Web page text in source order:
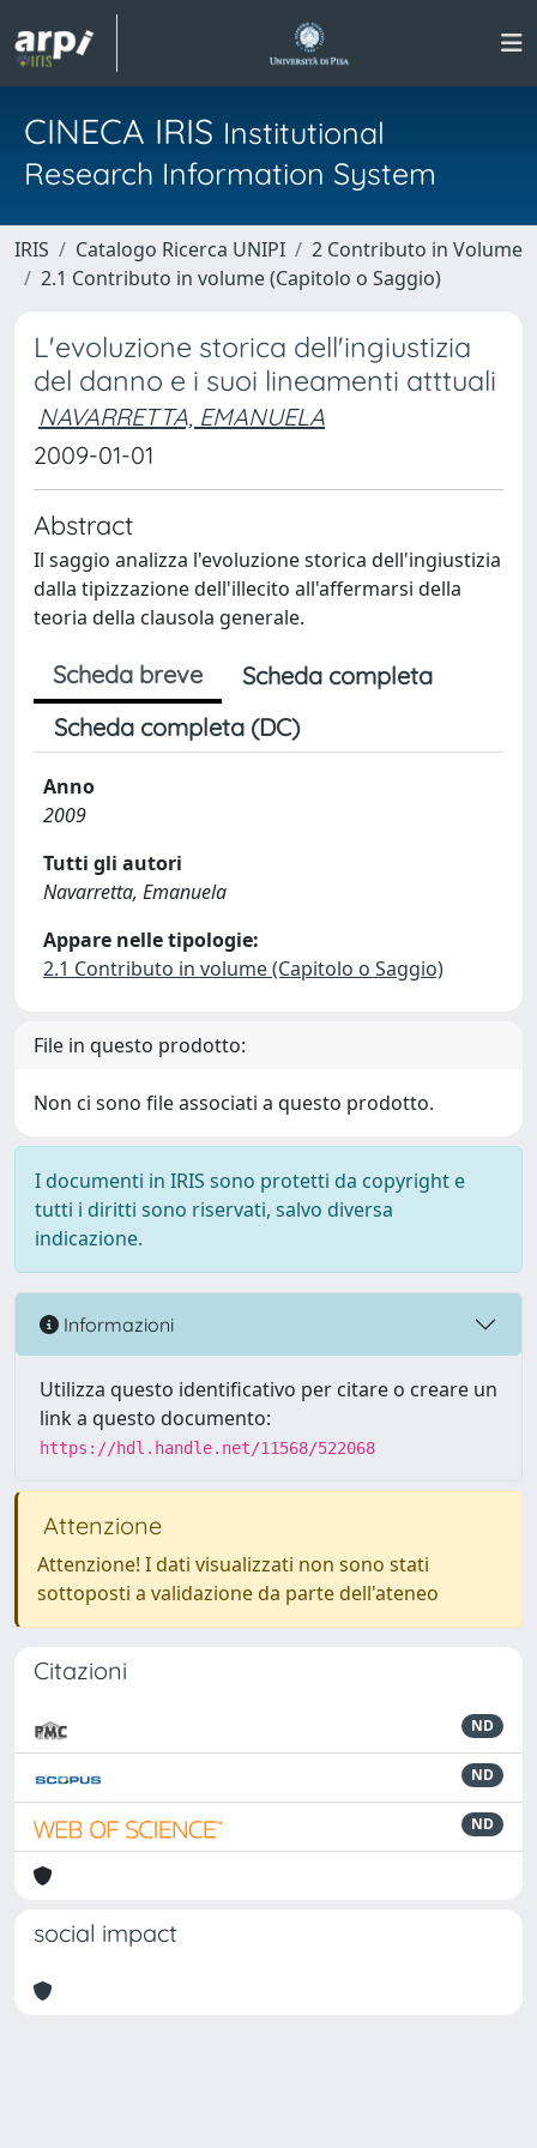
CINECA IRIS Institutional
Research Information System
IRIS Catalogo Ricerca UNIPI
2 Contributo in Volume
2.1 Contributo in volume (Capitolo o Saggio)
L'evoluzione storica dell'ingiustizia
del danno e i suoi lineamenti atttuali
NAVARRETTA, EMANUELA
2009-01-01
Abstract
Il saggio analizza l'evoluzione storica dell'ingiustizia
dalla tipizzazione dell'illecito all'affermarsi della
teoria della clausola generale.
Scheda breve
Scheda completa
Scheda completa (DC)
Anno
2009
Tutti gli autori
Navarretta, Emanuela
Appare nelle tipologie:
2.1 Contributo in volume (Capitolo o Saggio)
File in questo prodotto:
Non ci sono file associati a questo prodotto.
I documenti in IRIS sono protetti da copyright e
tutti i diritti sono riservati, salvo diversa
indicazione.
Informazioni
Utilizza questo identificativo per citare o creare un
link a questo documento:
https://hdl.handle.net/11568/522068
Attenzione
Attenzione! I dati visualizzati non sono stati
sottoposti a validazione da parte dell'ateneo
Citazioni
ND
ND
ND
social impact